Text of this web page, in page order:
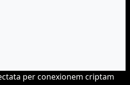
per conexionem criptam